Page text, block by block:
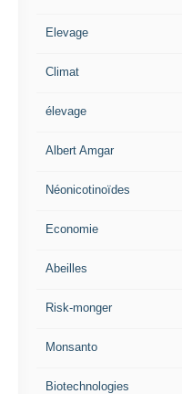
Elevage
Climat
élevage
Albert Amgar
Néonicotinoïdes
Economie
Abeilles
Risk-monger
Monsanto
Biotechnologies